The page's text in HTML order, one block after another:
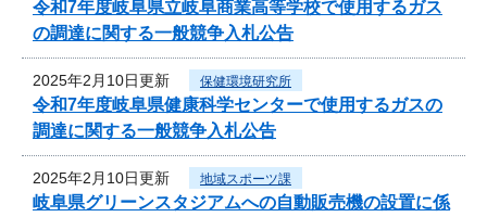
令和7年度岐阜県立岐阜商業高等学校で使用するガス
の調達に関する一般競争入札公告
2025年2月10日更新 保健環境研究所
令和7年度岐阜県健康科学センターで使用するガスの
調達に関する一般競争入札公告
2025年2月10日更新 地域スポーツ課
岐阜県グリーンスタジアムへの自動販売機の設置に係